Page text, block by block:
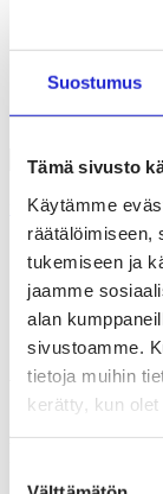
Suostumus
Tämä sivusto
Käytämme
räätälöimiseen,
tukemiseen ja
jaamme
alan
sivustoamme.
tietoja muihin
kerätty, kun olet
jäsenistä
Alan
Uutishuone
asiantuntijan
24.02.2020
Vastuullisuus